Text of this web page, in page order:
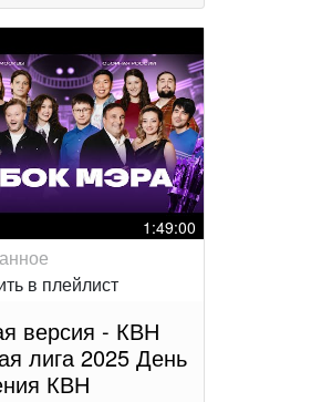
1:49:00
версия - КВН
лига 2025 День
КВН